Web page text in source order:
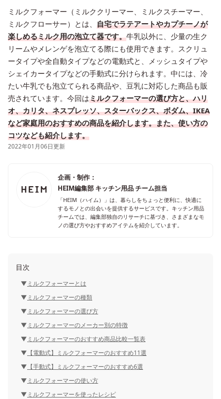
ミルクフォーマー（ミルククリーマー、ミルクスチーマー、
ミルクフローサー）とは、 自宅でラテアートやカプチーノが
楽しめるミルク用の泡立て器です。牛乳以外に、少量の生ク
リームやメレンゲを泡立てる際にも使用できます。スクリュ
ータイプや全自動タイプなどの電動式と、メッシュタイプや
シェイカータイプなどの手動式に分けられます。中には、冷
たい牛乳でも泡立てられる商品や、豆乳に対応した商品も販
売されています。今回はミルクフォーマーの選び方と、ハリ
オ、カリタ、ネスプレッソ、スターバックス、ボダム、IKEA
など家庭用のおすすめの商品を紹介します。また、使い方の
コツなども紹介します。
2022年01月06日更新
企画・制作：
HEIM編集部 キッチン用品 チーム担当
「HEIM（ハイム）」は、暮らしをちょっと便利に、快適に
するモノとの出会いを提供するサービスです。キッチン用品
チームでは、編集部独自のリサーチに基づき、さまざまなモ
ノの選び方やおすすめアイテムを紹介しています。
目次
ミルクフォーマーとは
ミルクフォーマーの種類
ミルクフォーマーの選び方
ミルクフォーマーのメーカー別の特徴
ミルクフォーマーのおすすめ商品比較一覧表
【電動式】ミルクフォーマーのおすすめ11選
【手動式】ミルクフォーマーのおすすめ6選
ミルクフォーマーの使い方
ミルクフォーマーを使ったレシピ